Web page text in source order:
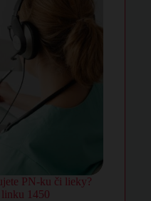
PN-ku či lieky?
linku 1450